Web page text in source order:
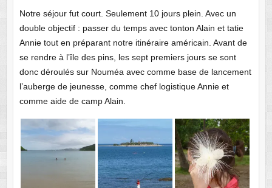
Notre séjour fut court. Seulement 10 jours plein. Avec un
double objectif : passer du temps avec tonton Alain et tatie
Annie tout en préparant notre itinéraire américain. Avant de
se rendre à l’île des pins, les sept premiers jours se sont
donc déroulés sur Nouméa avec comme base de lancement
l’auberge de jeunesse, comme chef logistique Annie et
comme aide de camp Alain.